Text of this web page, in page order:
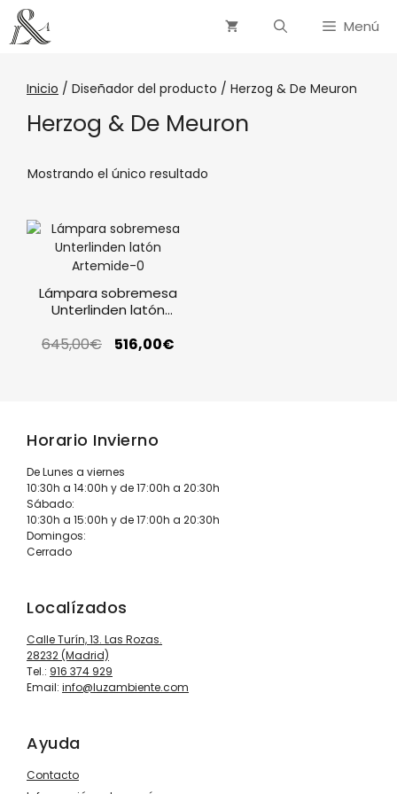
Menú
Inicio / Diseñador del producto / Herzog & De Meuron
Herzog & De Meuron
Mostrando el único resultado
Lámpara sobremesa
Unterlinden latón
645,00€ 516,00€
Horario Invierno
De Lunes a viernes
10:30h a 14:00h y de 17:00h a 20:30h
Sábado:
10:30h a 15:00h y de 17:00h a 20:30h
Domingos:
Cerrado
Localízados
Calle Turín, 13. Las Rozas.
28232 (Madrid)
Tel.: 916 374 929
Email: info@luzambiente.com
Ayuda
Contacto